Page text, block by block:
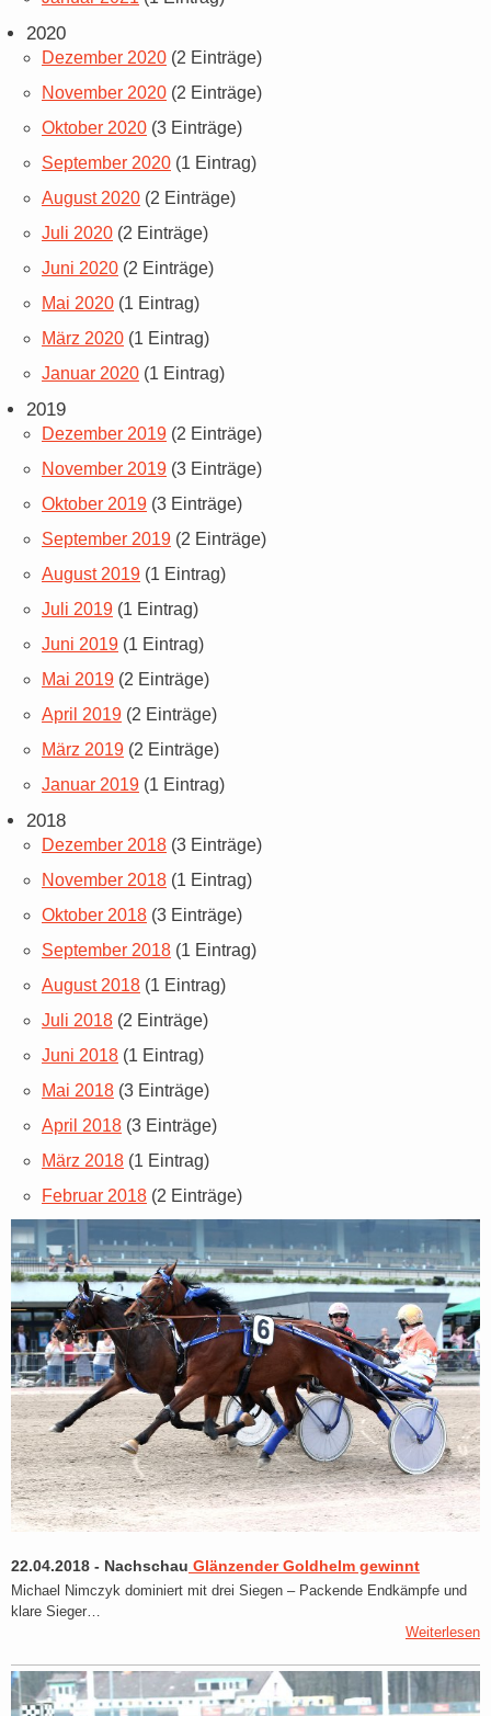
2020
Dezember 2020 (2 Einträge)
November 2020 (2 Einträge)
Oktober 2020 (3 Einträge)
September 2020 (1 Eintrag)
August 2020 (2 Einträge)
Juli 2020 (2 Einträge)
Juni 2020 (2 Einträge)
Mai 2020 (1 Eintrag)
März 2020 (1 Eintrag)
Januar 2020 (1 Eintrag)
2019
Dezember 2019 (2 Einträge)
November 2019 (3 Einträge)
Oktober 2019 (3 Einträge)
September 2019 (2 Einträge)
August 2019 (1 Eintrag)
Juli 2019 (1 Eintrag)
Juni 2019 (1 Eintrag)
Mai 2019 (2 Einträge)
April 2019 (2 Einträge)
März 2019 (2 Einträge)
Januar 2019 (1 Eintrag)
2018
Dezember 2018 (3 Einträge)
November 2018 (1 Eintrag)
Oktober 2018 (3 Einträge)
September 2018 (1 Eintrag)
August 2018 (1 Eintrag)
Juli 2018 (2 Einträge)
Juni 2018 (1 Eintrag)
Mai 2018 (3 Einträge)
April 2018 (3 Einträge)
März 2018 (1 Eintrag)
Februar 2018 (2 Einträge)
22.04.2018 - Nachschau Glänzender Goldhelm gewinnt
Michael Nimczyk dominiert mit drei Siegen – Packende Endkämpfe und
klare Sieger…
Weiterlesen